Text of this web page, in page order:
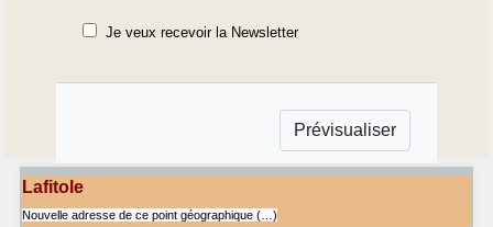
Je veux recevoir la Newsletter
Lafitole
Nouvelle adresse de ce point géographique (…)